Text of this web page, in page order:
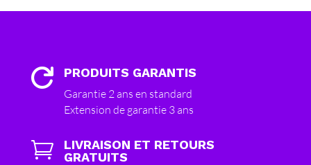
 PRODUITS GARANTIS
Garantie 2 ans en standard
Extension de garantie 3 ans

LIVRAISON ET RETOURS
GRATUITS